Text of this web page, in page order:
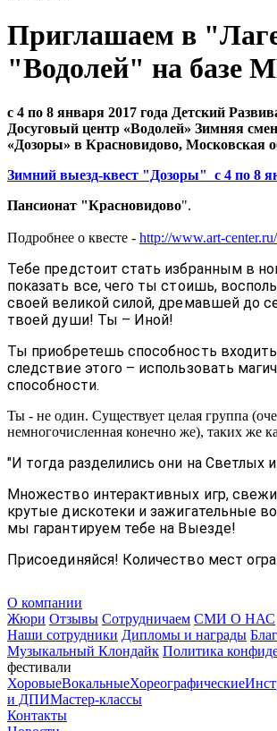
Приглашаем в
"Водолей" на базе
с 4 по 8 января 2017 года Детский
Досуговый центр «Водолей» Зимняя
«Дозоры» в Красновидово, Московская
Зимний выезд-квест "Дозоры" с 4 по 8
Пансионат "Красновидово".
Подробнее о квесте - http://www.art-
Тебе предстоит стать избранным в
показать все, чего ты стоишь,
своей великой силой, дремавшей до
твоей души! Ты – Иной!
Ты приобретешь способность
следствие этого – использовать
способности.
Ты - не один. Существует целая группа
немногочисленная конечно же), таких же
"И тогда разделились они на Светлых
Множество интерактивных игр,
крутые дискотеки и зажигательные
мы гарантируем тебе на Выезде!
Присоединяйся! Количество мест
О компании
Жюри Отзывы Сотрудничаем СМИ О НАС
Наши сотрудники Дипломы и награды
Музыкальный Клондайк Политика
фестивали
ХоровыеВокальныеХореографические
и ДПИМастер-классы
Контакты